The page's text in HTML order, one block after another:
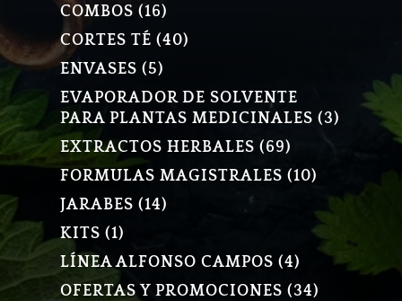
COMBOS 1616
PRODUCTOS
CORTES TÉ 4040
ENVASES 55
PRODUCTOS
EVAPORADOR DE SOLVENTE
PARA PLANTAS MEDICINALES
33
EXTRACTOS HERBALES 6969
PRODUCTOS
FORMULAS MAGISTRALES 1010
JARABES 1414
KITS 11
PRODUCTO
LÍNEA ALFONSO CAMPOS 44
PRODUCTOS
OFERTAS Y PROMOCIONES 3434